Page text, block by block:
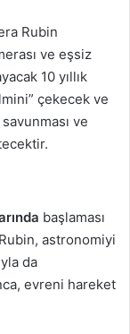
Rubin
ve eşsiz
10 yıllık
çekecek ve
ve
başlaması
astronomiyi
da
evreni hareket